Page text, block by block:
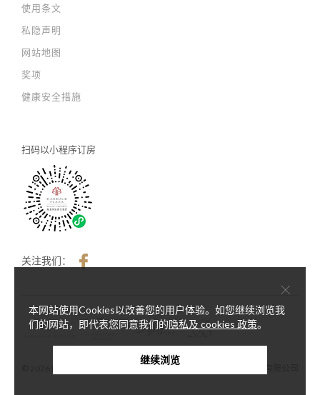
使用条文
私隐声明
网站地图
奖项
健康安全措施
扫码以小程序订房
关注我们：
© 2026 Harbour Plaza Hotel Management Limited 海逸酒店管理有限公司
×
本网站使用Cookies以改善您的用户体验。如您继续浏览我
们的网站，即代表您同意我们的隐私及 cookies 政策。
继续浏览